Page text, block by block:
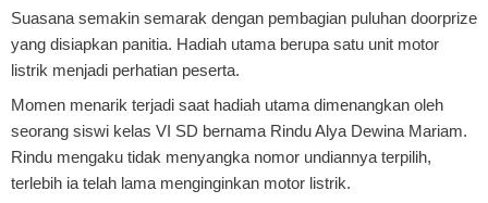
Suasana semakin semarak dengan pembagian puluhan doorprize
yang disiapkan panitia. Hadiah utama berupa satu unit motor
listrik menjadi perhatian peserta.
Momen menarik terjadi saat hadiah utama dimenangkan oleh
seorang siswi kelas VI SD bernama Rindu Alya Dewina Mariam.
Rindu mengaku tidak menyangka nomor undiannya terpilih,
terlebih ia telah lama menginginkan motor listrik.